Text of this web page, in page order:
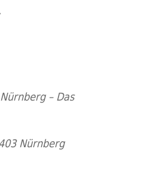
– Das
Nürnberg